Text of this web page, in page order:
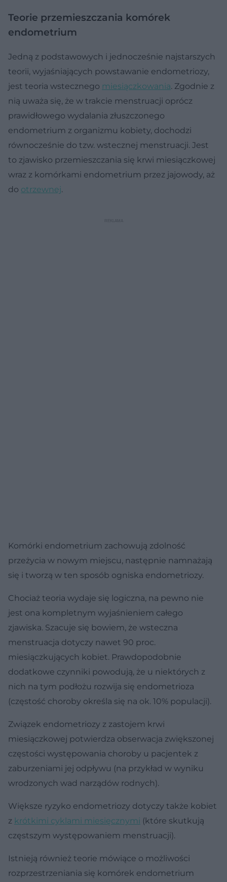
Teorie przemieszczania komórek
endometrium
Jedną z podstawowych i jednocześnie najstarszych
teorii, wyjaśniających powstawanie endometriozy,
jest teoria wstecznego miesiączkowania. Zgodnie z
nią uważa się, że w trakcie menstruacji oprócz
prawidłowego wydalania złuszczonego
endometrium z organizmu kobiety, dochodzi
równocześnie do tzw. wstecznej menstruacji. Jest
to zjawisko przemieszczania się krwi miesiączkowej
wraz z komórkami endometrium przez jajowody, aż
do otrzewnej.
Komórki endometrium zachowują zdolność
przeżycia w nowym miejscu, następnie namnażają
się i tworzą w ten sposób ogniska endometriozy.
Chociaż teoria wydaje się logiczna, na pewno nie
jest ona kompletnym wyjaśnieniem całego
zjawiska. Szacuje się bowiem, że wsteczna
menstruacja dotyczy nawet 90 proc.
miesiączkujących kobiet. Prawdopodobnie
dodatkowe czynniki powodują, że u niektórych z
nich na tym podłożu rozwija się endometrioza
(częstość choroby określa się na ok. 10% populacji).
Związek endometriozy z zastojem krwi
miesiączkowej potwierdza obserwacja zwiększonej
częstości występowania choroby u pacjentek z
zaburzeniami jej odpływu (na przykład w wyniku
wrodzonych wad narządów rodnych).
Większe ryzyko endometriozy dotyczy także kobiet
z krótkimi cyklami miesięcznymi (które skutkują
częstszym występowaniem menstruacji).
Istnieją również teorie mówiące o możliwości
rozprzestrzeniania się komórek endometrium